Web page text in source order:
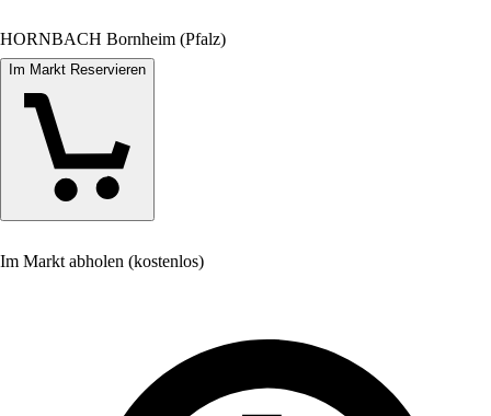
HORNBACH Bornheim (Pfalz)
Im Markt Reservieren
Im Markt abholen (kostenlos)